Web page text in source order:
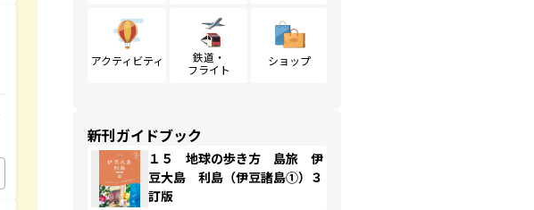
アクティビティ
鉄道・
フライト
ショップ
新刊ガイドブック
１５ 地球の歩き方 島旅 伊
豆大島 利島（伊豆諸島①）３
訂版